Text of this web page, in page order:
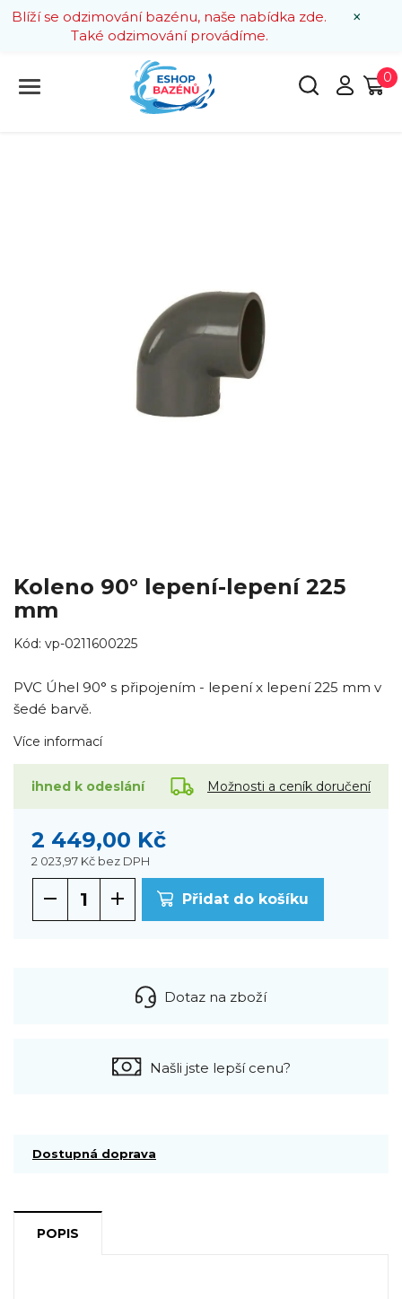
×
Blíží se odzimování bazénu, naše nabídka zde.
Také odzimování provádíme.
0
Koleno 90° lepení-lepení 225
mm
Kód: vp-0211600225
PVC Úhel 90° s připojením - lepení x lepení 225 mm v
šedé barvě.
Více informací
ihned k odeslání Možnosti a ceník doručení
2 449,00 Kč
2 023,97 Kč bez DPH
Přidat do košíku
Dotaz na zboží
Našli jste lepší cenu?
Dostupná doprava
POPIS